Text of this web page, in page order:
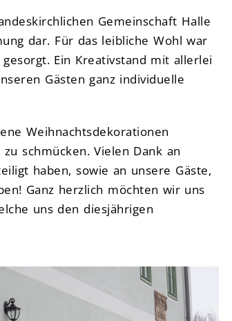
Gemeinschaft Halle
dar. Für das leibliche Wohl war
Ein Kreativstand mit allerlei
Gästen ganz individuelle
Weihnachtsdekorationen
schmücken. Vielen Dank an
haben, sowie an unsere Gäste,
Ganz herzlich möchten wir uns
uns den diesjährigen